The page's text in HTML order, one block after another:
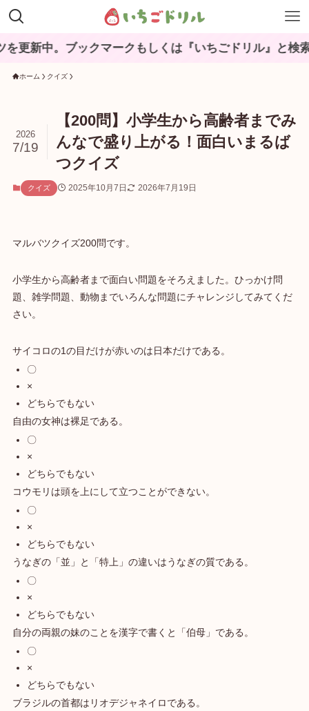
ブックマークもしくは『いちごドリル』と検索してね♪
ホーム クイズ
【200問】小学生から高齢者までみ
んなで盛り上がる！面白いまるば
つクイズ
2026
7/19
クイズ 2025年10月7日 2026年7月19日
マルバツクイズ200問です。
小学生から高齢者まで面白い問題をそろえました。ひっかけ問
題、雑学問題、動物までいろんな問題にチャレンジしてみてくだ
さい。
サイコロの1の目だけが赤いのは日本だけである。
〇
×
どちらでもない
自由の女神は裸足である。
〇
×
どちらでもない
コウモリは頭を上にして立つことができない。
〇
×
どちらでもない
うなぎの「並」と「特上」の違いはうなぎの質である。
〇
×
どちらでもない
自分の両親の妹のことを漢字で書くと「伯母」である。
〇
×
どちらでもない
ブラジルの首都はリオデジャネイロである。